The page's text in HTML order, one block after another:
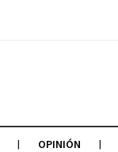
OPINIÓN